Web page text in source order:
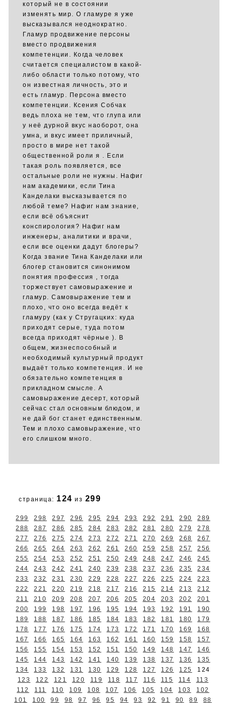
который не в состоянии
изменять мир. О гламуре я уже
высказывался неоднократно.
Гламур продвижение персоны
вместо продвижения
компетенции. Когда человек
считается специалистом в какой-
либо области только потому, что
он известная личность, это и
есть гламур. Персона вместо
компетенции. Ксения Собчак
ведь плоха не тем, что глупа или
у неё дурной вкус наоборот, она
умна, и вкус имеет приличный,
просто в мире нет такой
общественной роли я . Если
такая роль появляется, все
остальные роли не нужны. Нафиг
нам академики, если Тина
Канделаки высказывается по
любой теме? Нафиг нам знание,
если всё объяснит
конспирология? Нафиг нам
инженеры, аналитики и врачи,
если все оценки дадут блогеры?
Когда звание Тина Канделаки или
блогер становится синонимом
понятия профессия , тогда
торжествует самовыражение и
гламур. Самовыражение тем и
плохо, что оно всегда ведёт к
гламуру (как у Стругацких: куда
приходят серые, туда потом
всегда приходят чёрные ). В
общем, жизнеспособный и
необходимый культурный продукт
выдаёт только компетенция. И не
обязательно компетенция в
прикладном смысле. А
самовыражение десерт, который
сейчас стал основным блюдом, и
не дай бог станет единственным.
Тем и плохо самовыражение, что
его слишком много.
страница: 124 из 299
299 298 297 296 295 294 293 292 291 290
289
288
287 286 285 284 283 282 281 280 279
278
277
276 275 274 273 272 271 270 269 268
267
266
265 264 263 262 261 260 259 258 257
256
255
254 253 252 251 250 249 248 247 246
245
244
243 242 241 240 239 238 237 236 235
234
233
232 231 230 229 228 227 226 225 224
223
222
221 220 219 218 217 216 215 214 213
212
211
210 209 208 207 206 205 204 203 202
201
200
199 198 197 196 195 194 193 192 191
190
189
188 187 186 185 184 183 182 181 180
179
178
177 176 175 174 173 172 171 170 169
168
167
166 165 164 163 162 161 160 159 158
157
156
155 154 153 152 151 150 149 148 147
146
145
144 143 142 141 140 139 138 137 136
135
134
133 132 131 130 129 128 127 126 125
124
123
122 121 120 119 118 117 116 115 114
113
112
111 110 109 108 107 106 105 104 103
102
101
100 99 98 97 96 95 94 93 92 91 90 89 88